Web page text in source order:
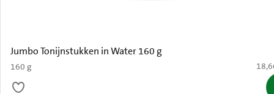
Jumbo Tonijnstukken in Water 160 g
160 g €